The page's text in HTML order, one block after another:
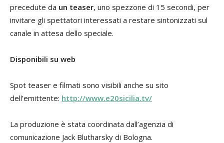
precedute da un teaser, uno spezzone di 15 secondi, per
invitare gli spettatori interessati a restare sintonizzati sul
canale in attesa dello speciale.
Disponibili su web
Spot teaser e filmati sono visibili anche su sito
dell’emittente: http://www.e20sicilia.tv/
La produzione è stata coordinata dall’agenzia di
comunicazione Jack Blutharsky di Bologna.